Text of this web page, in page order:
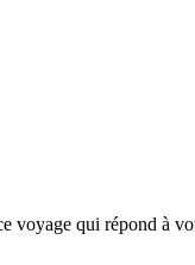
voyage qui répond à